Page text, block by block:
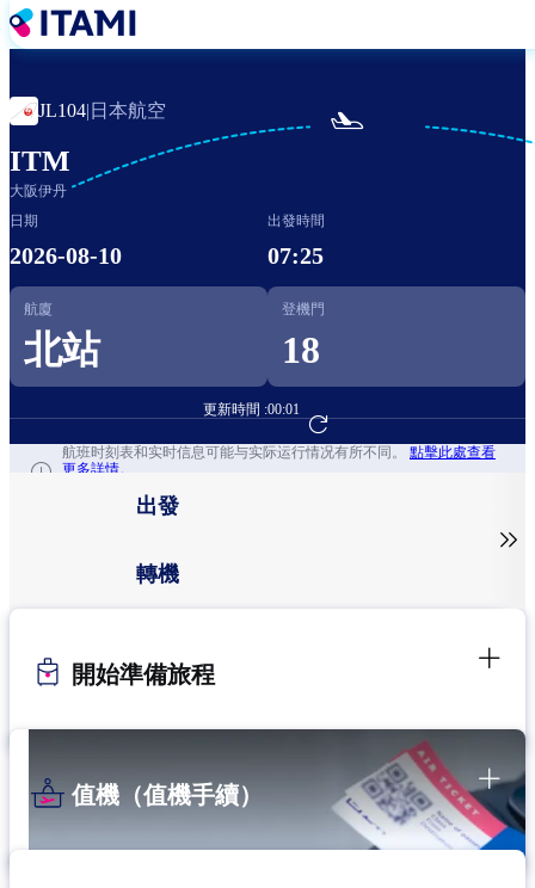
移
至
內
容
JL104| 日本航空
ITM
大阪伊丹

日期
2026-08-10
出發時間
07:25
航廈
北站
登機門
18
更新時間 :00:01
前往航班預訂
航班时刻表和实时信息可能与实际运行情况有所不同。 點擊此處查看
更多詳情。
出發
轉機

開始準備旅程
值機（值機手續）